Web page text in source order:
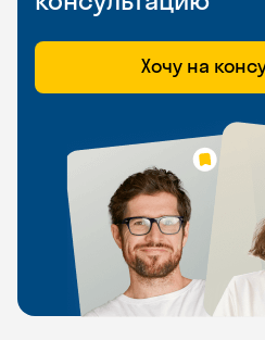
Хочу на